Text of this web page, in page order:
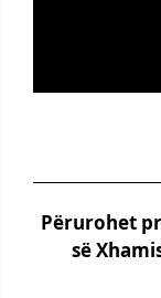
Përurohet
së